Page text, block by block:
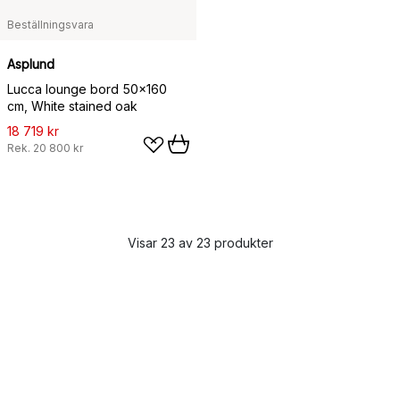
Beställningsvara
Asplund
Lucca lounge bord 50x160
cm, White stained oak
18 719 kr
Rek. 20 800 kr
Visar 23 av 23 produkter